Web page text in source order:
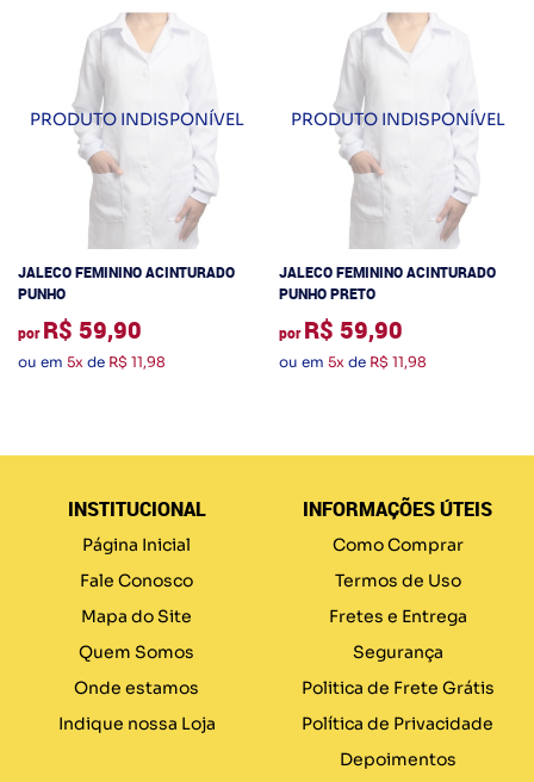
JALECO FEMININO ACINTURADO
PUNHO
por R$ 59,90
ou em 5x de R$ 11,98
JALECO FEMININO ACINTURADO
PUNHO PRETO
por R$ 59,90
ou em 5x de R$ 11,98
INSTITUCIONAL
Página Inicial
Fale Conosco
Mapa do Site
Quem Somos
Onde estamos
Indique nossa Loja
INFORMAÇÕES ÚTEIS
Como Comprar
Termos de Uso
Fretes e Entrega
Segurança
Politica de Frete Grátis
Política de Privacidade
Depoimentos